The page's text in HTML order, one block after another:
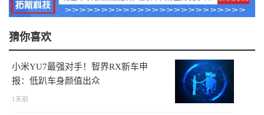
猜你喜欢
小米YU7最强对手！智界RX新车申
报：低趴车身颜值出众
1天前